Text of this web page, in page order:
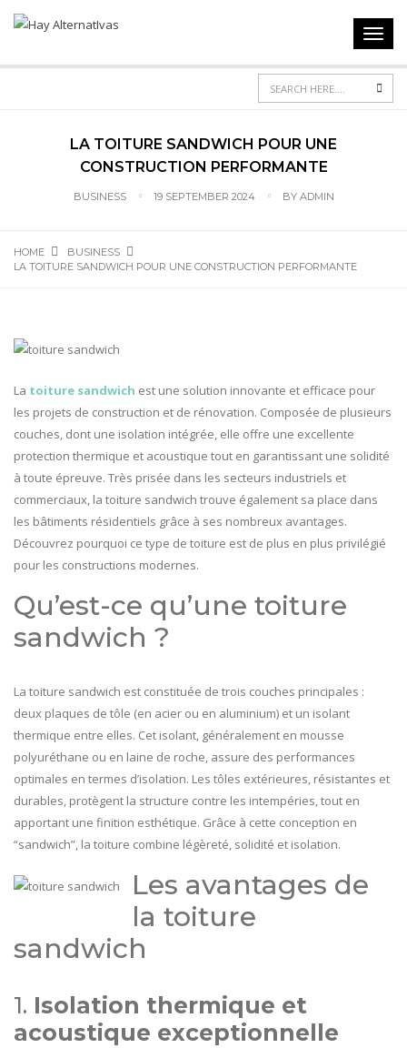
LA TOITURE SANDWICH POUR UNE
CONSTRUCTION PERFORMANTE
BUSINESS 19 SEPTEMBER 2024 BY ADMIN
HOME
BUSINESS
LA TOITURE SANDWICH POUR UNE CONSTRUCTION PERFORMANTE
La toiture sandwich est une solution innovante et efficace pour
les projets de construction et de rénovation. Composée de plusieurs
couches, dont une isolation intégrée, elle offre une excellente
protection thermique et acoustique tout en garantissant une solidité
à toute épreuve. Très prisée dans les secteurs industriels et
commerciaux, la toiture sandwich trouve également sa place dans
les bâtiments résidentiels grâce à ses nombreux avantages.
Découvrez pourquoi ce type de toiture est de plus en plus privilégié
pour les constructions modernes.
Qu’est-ce qu’une toiture
sandwich ?
La toiture sandwich est constituée de trois couches principales :
deux plaques de tôle (en acier ou en aluminium) et un isolant
thermique entre elles. Cet isolant, généralement en mousse
polyuréthane ou en laine de roche, assure des performances
optimales en termes d’isolation. Les tôles extérieures, résistantes et
durables, protègent la structure contre les intempéries, tout en
apportant une finition esthétique. Grâce à cette conception en
“sandwich”, la toiture combine légèreté, solidité et isolation.
Les avantages de
la toiture
sandwich
1. Isolation thermique et
acoustique exceptionnelle